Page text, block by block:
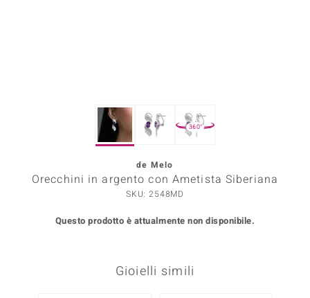
360°
de Melo
Orecchini in argento con Ametista Siberiana
SKU: 2548MD
Questo prodotto è attualmente non disponibile.
Gioielli simili